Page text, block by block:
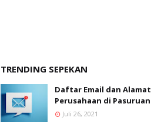
TRENDING SEPEKAN
Daftar Email dan Alamat
Perusahaan di Pasuruan
Juli 26, 2021